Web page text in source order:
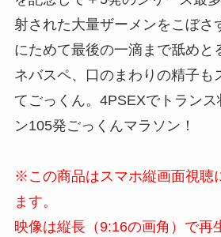
射された大量ザーメンをこぼさ
にためて最後の一滴まで舐めと
ネバスペ、口のまわりの精子も
てごっくん。4PSEXでトラン
ン105発ごっくんマラソン！
※この商品はスマホ縦画面視聴
ます。
映像は縦長（9:16の画角）で再